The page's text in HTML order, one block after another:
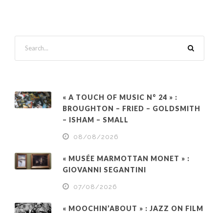
« A TOUCH OF MUSIC N° 24 » :
BROUGHTON – FRIED – GOLDSMITH
– ISHAM – SMALL
08/08/2026
« MUSÉE MARMOTTAN MONET » :
GIOVANNI SEGANTINI
07/08/2026
« MOOCHIN’ABOUT » : JAZZ ON FILM